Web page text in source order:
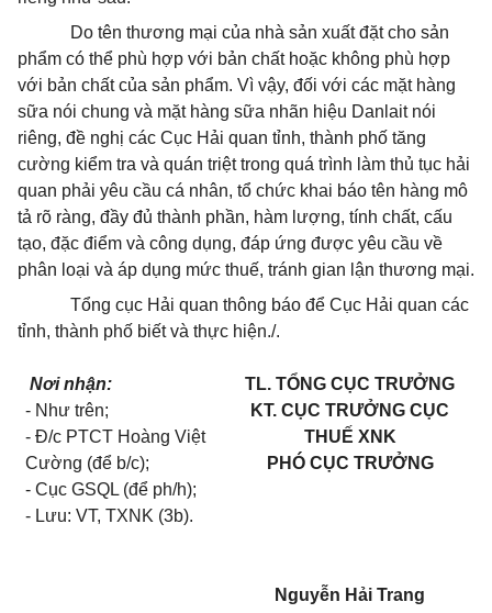
Do tên thương mại của nhà sản xuất đặt cho sản
phẩm có thể phù hợp với bản chất hoặc không phù hợp
với bản chất của sản phẩm. Vì vậy, đối với các mặt hàng
sữa nói chung và mặt hàng sữa nhãn hiệu Danlait nói
riêng, đề nghị các Cục Hải quan tỉnh, thành phố tăng
cường kiểm tra và quán triệt trong quá trình làm thủ tục hải
quan phải yêu cầu cá nhân, tổ chức khai báo tên hàng mô
tả rõ ràng, đầy đủ thành phần, hàm lượng, tính chất, cấu
tạo, đặc điểm và công dụng, đáp ứng được yêu cầu về
phân loại và áp dụng mức thuế, tránh gian lận thương mại.
Tổng cục Hải quan thông báo để Cục Hải quan các
tỉnh, thành phố biết và thực hiện./.
Nơi nhận:
- Như trên;
- Đ/c PTCT Hoàng Việt
Cường (để b/c);
- Cục GSQL (để ph/h);
- Lưu: VT, TXNK (3b).
TL. TỔNG CỤC TRƯỞNG
KT. CỤC TRƯỞNG CỤC
THUẾ XNK
PHÓ CỤC TRƯỞNG
Nguyễn Hải Trang